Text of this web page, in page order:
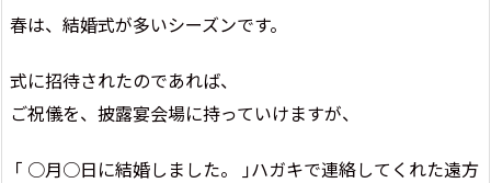
春は、結婚式が多いシーズンです。
式に招待されたのであれば、
ご祝儀を、披露宴会場に持っていけますが、
｢ ○月○日に結婚しました。 ｣ハガキで連絡してくれた遠方